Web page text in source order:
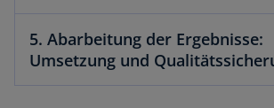
5. Abarbeitung der Ergebnisse:
Umsetzung und